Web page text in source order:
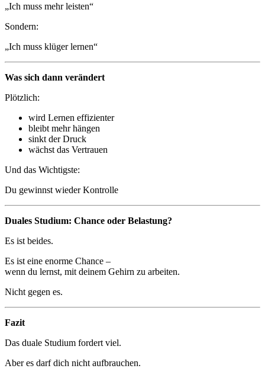
„Ich muss mehr leisten“
Sondern:
„Ich muss klüger lernen“
Was sich dann verändert
Plötzlich:
wird Lernen effizienter
bleibt mehr hängen
sinkt der Druck
wächst das Vertrauen
Und das Wichtigste:
Du gewinnst wieder Kontrolle
Duales Studium: Chance oder Belastung?
Es ist beides.
Es ist eine enorme Chance –
wenn du lernst, mit deinem Gehirn zu arbeiten.
Nicht gegen es.
Fazit
Das duale Studium fordert viel.
Aber es darf dich nicht aufbrauchen.